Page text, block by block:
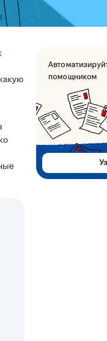
помощником